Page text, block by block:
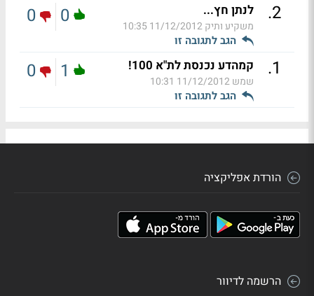
2
. לנתן חץ...
משקיע ותיק11/12/2012 10:35
הגב לתגובה זו
0
0
1
. קמהדע נכנסת לת"א 100!
שמש11/12/2012 10:31
הגב לתגובה זו
1
0
הורדת אפליקציה
הרשמה לדיוור